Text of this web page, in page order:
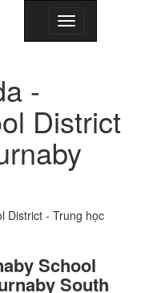
Toggle
navigation
-
District
School
South